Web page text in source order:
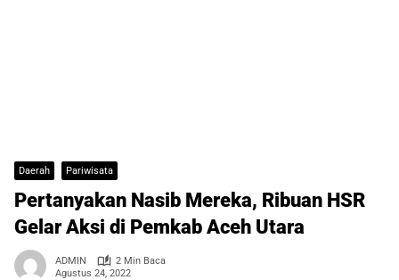
Daerah Pariwisata
Pertanyakan Nasib Mereka, Ribuan HSR
Gelar Aksi di Pemkab Aceh Utara
ADMIN
2 Min Baca
Agustus 24, 2022